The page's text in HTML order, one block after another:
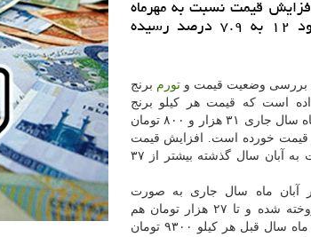
قیمت نسبت به مهرماه
تا حدی كاهشی بوده و از حدود ۱۲ به ۷.۹ درصد رسیده
بررسی وضعیت قیمت وتورم برنج
است که قیمت هر کیلو برنج
ایرانی به صورت متوسط در آبان ماه سال جاری ۳۱ هزار و ۸۰۰ تومان
و ۴۰۰ تومان هم قیمت خورده است. افزایش قیمت
برنج ایرانی در آبان سالجاری نسبت به آبان سال گذشته بیشتر از ۳۷
آبان ماه سال جاری به صورت
متوسط ۲۲ هزار و ۸۰۰ تومان فروخته شده و تا ۲۷ هزار تومان هم
رسیده است. برنج وارداتی در آبان ماه سال قبل هر کیلو ۹۳۰۰ تومان